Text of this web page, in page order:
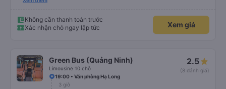
Không cần thanh toán trước
Xác nhận chỗ ngay lập tức
Xem giá
Green Bus (Quảng Ninh)
Limousine 10 chỗ
2.5
(8 đánh giá)
19:00 • Văn phòng Hạ Long
3 giờ